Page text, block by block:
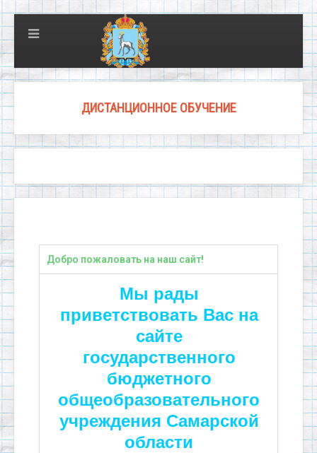
ДИСТАНЦИОННОЕ ОБУЧЕНИЕ
Добро пожаловать на наш сайт!
Мы рады
приветствовать Вас на
сайте
государственного
бюджетного
общеобразовательного
учреждения Самарской
области